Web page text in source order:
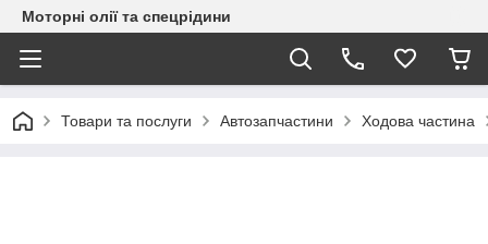
Моторні олії та спецрідини
Товари та послуги Автозапчастини Ходова частина